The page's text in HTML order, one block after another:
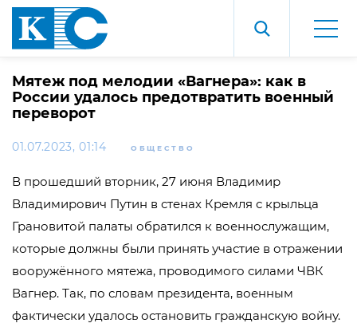
Мятеж под мелодии «Вагнера»: как в
России удалось предотвратить военный
переворот
01.07.2023, 01:14 ОБЩЕСТВО
В прошедший вторник, 27 июня Владимир
Владимирович Путин в стенах Кремля с крыльца
Грановитой палаты обратился к военнослужащим,
которые должны были принять участие в отражении
вооружённого мятежа, проводимого силами ЧВК
Вагнер. Так, по словам президента, военным
фактически удалось остановить гражданскую войну.